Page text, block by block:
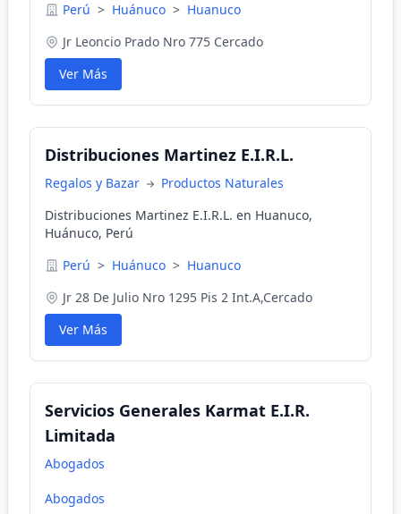
Perú > Huánuco > Huanuco
Jr Leoncio Prado Nro 775 Cercado
Ver Más
Distribuciones Martinez E.I.R.L.
Regalos y Bazar
Productos Naturales
Distribuciones Martinez E.I.R.L. en Huanuco,
Huánuco, Perú
Perú > Huánuco > Huanuco
Jr 28 De Julio Nro 1295 Pis 2 Int.A,Cercado
Ver Más
Servicios Generales Karmat E.I.R.
Limitada
Abogados
Abogados